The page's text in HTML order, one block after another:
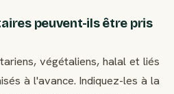
peuvent-ils être pris
végétaliens, halal et liés
à l'avance. Indiquez-les à la